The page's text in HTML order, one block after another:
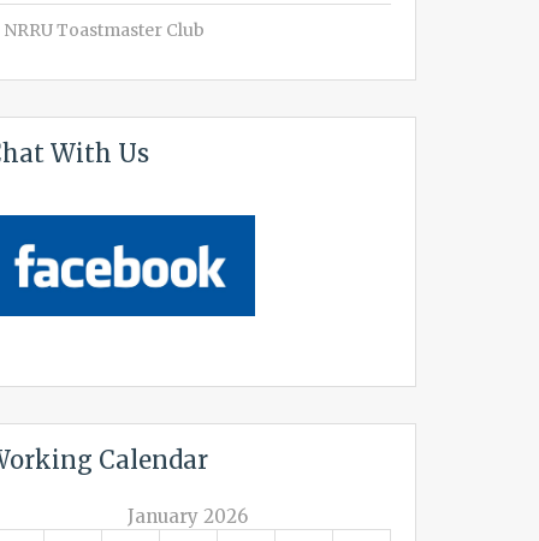
NRRU Toastmaster Club
With Us
Calendar
January 2026